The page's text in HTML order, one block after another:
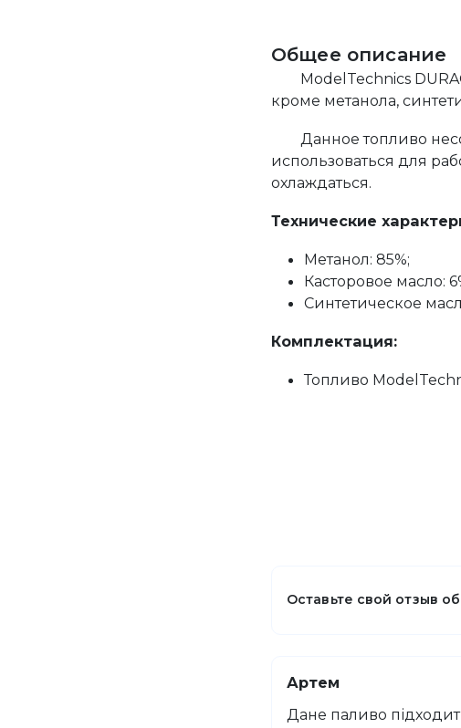
Общее описание
ModelTechnics
кроме метанола,
Данное топливо
использоваться для
охлаждаться.
Технические
Метанол: 85%;
Касторовое масло:
Синтетическое
Комплектация:
Топливо
Оставьте свой отзыв
Артем
Дане паливо